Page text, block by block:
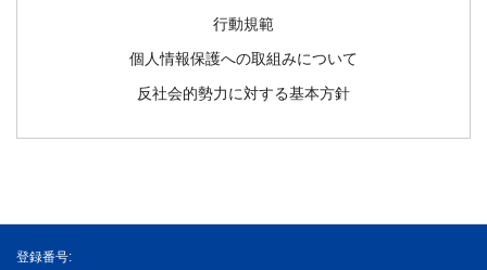
行動規範
個人情報保護への取組みについて
反社会的勢力に対する基本方針
登録番号: